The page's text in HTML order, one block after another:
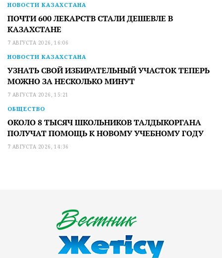
НОВОСТИ КАЗАХСТАНА
ПОЧТИ 600 ЛЕКАРСТВ СТАЛИ ДЕШЕВЛЕ В
КАЗАХСТАНЕ
7 АВГУСТА 2026, 16:06
НОВОСТИ КАЗАХСТАНА
УЗНАТЬ СВОЙ ИЗБИРАТЕЛЬНЫЙ УЧАСТОК ТЕПЕРЬ
МОЖНО ЗА НЕСКОЛЬКО МИНУТ
7 АВГУСТА 2026, 15:21
ОБЩЕСТВО
ОКОЛО 8 ТЫСЯЧ ШКОЛЬНИКОВ ТАЛДЫКОРГАНА
ПОЛУЧАТ ПОМОЩЬ К НОВОМУ УЧЕБНОМУ ГОДУ
7 АВГУСТА 2026, 14:36